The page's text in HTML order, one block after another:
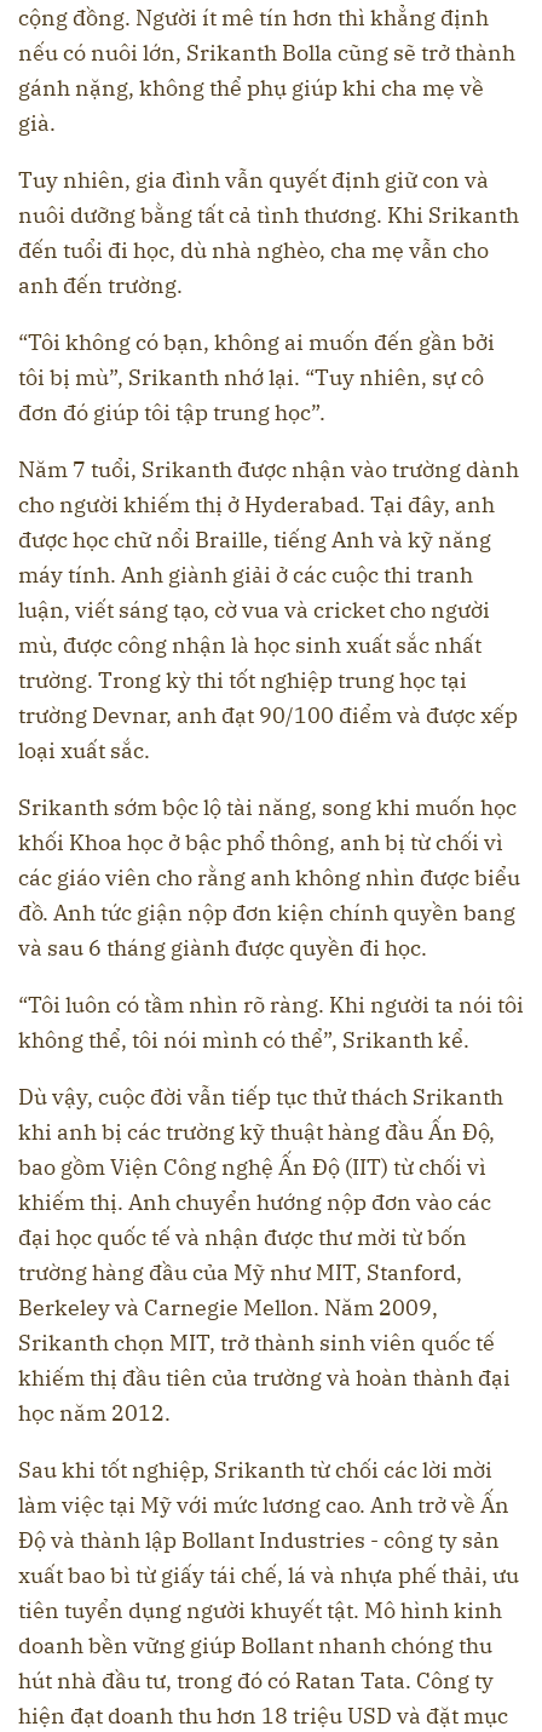
cộng đồng. Người ít mê tín hơn thì khẳng định
nếu có nuôi lớn, Srikanth Bolla cũng sẽ trở thành
gánh nặng, không thể phụ giúp khi cha mẹ về
già.
Tuy nhiên, gia đình vẫn quyết định giữ con và
nuôi dưỡng bằng tất cả tình thương. Khi Srikanth
đến tuổi đi học, dù nhà nghèo, cha mẹ vẫn cho
anh đến trường.
“Tôi không có bạn, không ai muốn đến gần bởi
tôi bị mù”, Srikanth nhớ lại. “Tuy nhiên, sự cô
đơn đó giúp tôi tập trung học”.
Năm 7 tuổi, Srikanth được nhận vào trường dành
cho người khiếm thị ở Hyderabad. Tại đây, anh
được học chữ nổi Braille, tiếng Anh và kỹ năng
máy tính. Anh giành giải ở các cuộc thi tranh
luận, viết sáng tạo, cờ vua và cricket cho người
mù, được công nhận là học sinh xuất sắc nhất
trường. Trong kỳ thi tốt nghiệp trung học tại
trường Devnar, anh đạt 90/100 điểm và được xếp
loại xuất sắc.
Srikanth sớm bộc lộ tài năng, song khi muốn học
khối Khoa học ở bậc phổ thông, anh bị từ chối vì
các giáo viên cho rằng anh không nhìn được biểu
đồ. Anh tức giận nộp đơn kiện chính quyền bang
và sau 6 tháng giành được quyền đi học.
“Tôi luôn có tầm nhìn rõ ràng. Khi người ta nói tôi
không thể, tôi nói mình có thể”, Srikanth kể.
Dù vậy, cuộc đời vẫn tiếp tục thử thách Srikanth
khi anh bị các trường kỹ thuật hàng đầu Ấn Độ,
bao gồm Viện Công nghệ Ấn Độ (IIT) từ chối vì
khiếm thị. Anh chuyển hướng nộp đơn vào các
đại học quốc tế và nhận được thư mời từ bốn
trường hàng đầu của Mỹ như MIT, Stanford,
Berkeley và Carnegie Mellon. Năm 2009,
Srikanth chọn MIT, trở thành sinh viên quốc tế
khiếm thị đầu tiên của trường và hoàn thành đại
học năm 2012.
Sau khi tốt nghiệp, Srikanth từ chối các lời mời
làm việc tại Mỹ với mức lương cao. Anh trở về Ấn
Độ và thành lập Bollant Industries - công ty sản
xuất bao bì từ giấy tái chế, lá và nhựa phế thải, ưu
tiên tuyển dụng người khuyết tật. Mô hình kinh
doanh bền vững giúp Bollant nhanh chóng thu
hút nhà đầu tư, trong đó có Ratan Tata. Công ty
hiện đạt doanh thu hơn 18 triệu USD và đặt mục